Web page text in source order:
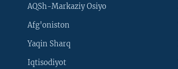
AQSh-Markaziy Osiyo
Afg'oniston
Yaqin Sharq
Iqtisodiyot